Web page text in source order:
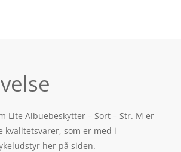
Lite Albuebeskytter – Sort – Str. M er
kvalitetsvarer, som er med i
her på siden.